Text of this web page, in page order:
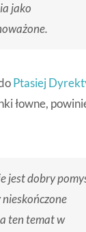
jako
Ptasiej
łowne,
jest dobry
ten temat w